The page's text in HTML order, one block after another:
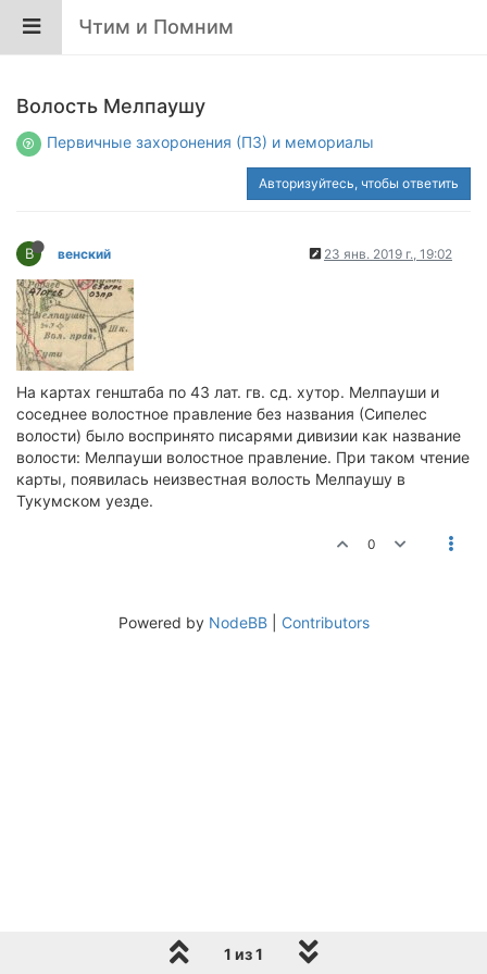
Чтим и Помним
Волость Мелпаушу
Первичные захоронения (ПЗ) и мемориалы
Авторизуйтесь, чтобы ответить
В венский 23 янв. 2019 г., 19:02
На картах генштаба по 43 лат. гв. сд. хутор. Мелпауши и
соседнее волостное правление без названия (Сипелес
волости) было воспринято писарями дивизии как название
волости: Мелпауши волостное правление. При таком чтение
карты, появилась неизвестная волость Мелпаушу в
Тукумском уезде.
0
1 из 1
Powered by NodeBB| Contributors